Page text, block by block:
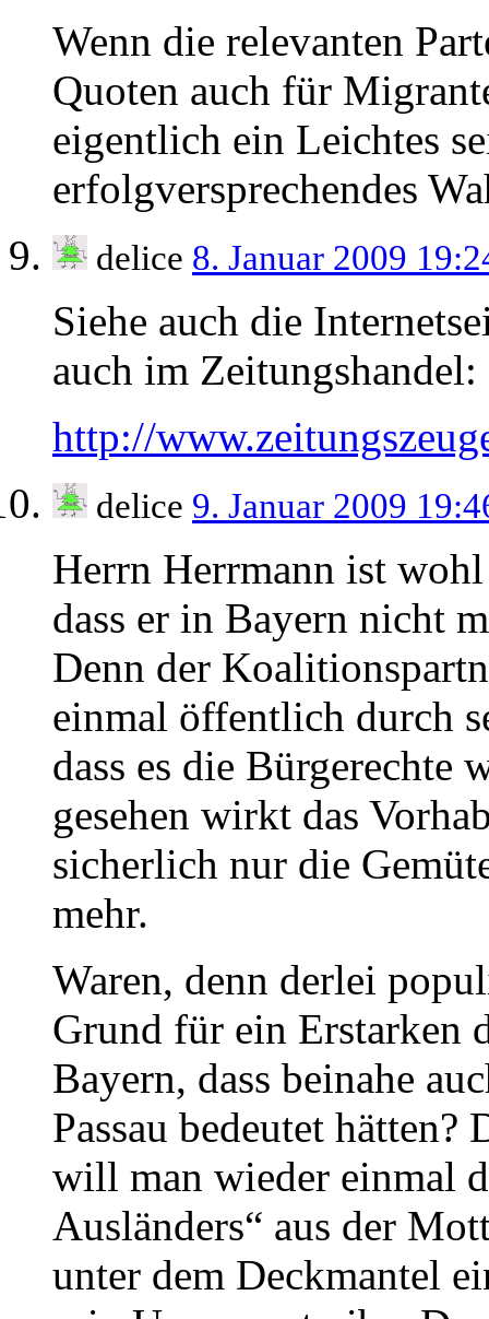
Wenn die relevanten
Quoten auch für
eigentlich ein Leichtes
erfolgversprechendes
delice 8. Januar 2009
Siehe auch die
auch im Zeitungshandel:
http://
delice 9. Januar 2009
Herrn Herrmann ist
dass er in Bayern nicht
Denn der
einmal öffentlich durch
dass es die
gesehen wirkt das
sicherlich nur die
mehr.
Waren, denn derlei
Grund für ein Erstarken
Bayern, dass beinahe
Passau bedeutet
will man wieder einmal
Ausländers“ aus der
unter dem Deckmantel